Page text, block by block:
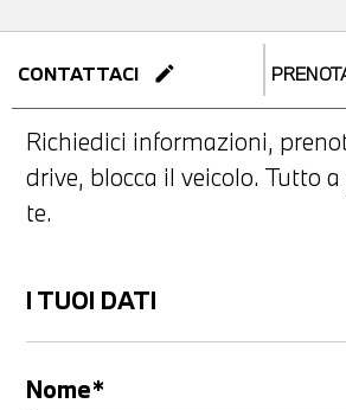
CONTATTACI edit
Richiedici informazioni,
drive, blocca il veicolo. Tutto
te.
I TUOI DATI
Nome*